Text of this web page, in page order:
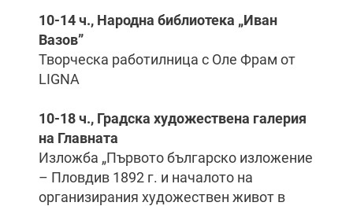
10-14 ч., Народна библиотека „Иван
Вазов”
Творческа работилница с Оле Фрам от
LIGNA
10-18 ч., Градска художествена галерия
на Главната
Изложба „Първото българско изложение
– Пловдив 1892 г. и началото на
организирания художествен живот в